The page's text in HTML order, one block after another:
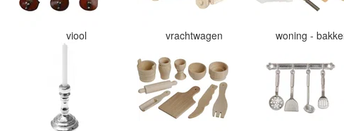
viool vrachtwagen woning -